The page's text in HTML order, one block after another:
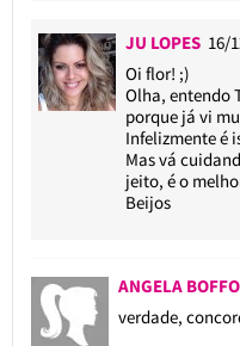
JU LOPES 16/
Oi flor! ;)
Olha, entendo
porque já vi
Infelizmente é
Mas vá
jeito, é o
Beijos
ANGELA BOFFO
verdade,